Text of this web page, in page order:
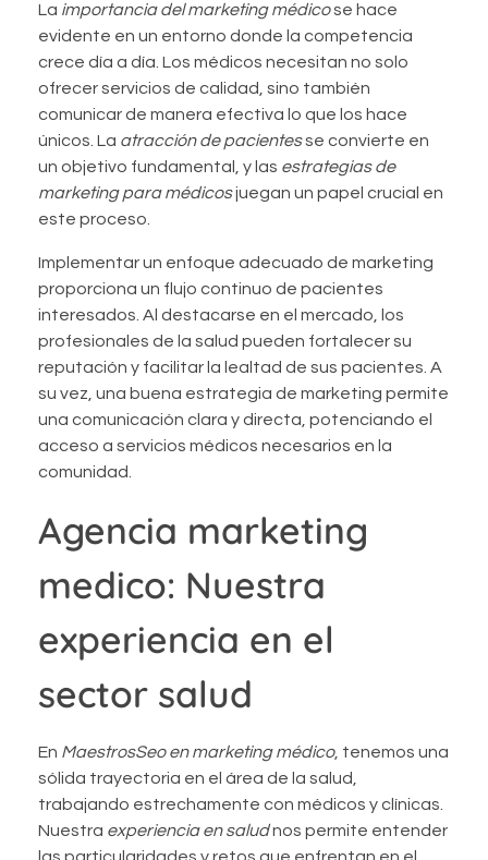
La importancia del marketing médicose hace
evidente en un entorno donde la competencia
crece día a día. Los médicos necesitan no solo
ofrecer servicios de calidad, sino también
comunicar de manera efectiva lo que los hace
únicos. La atracción de pacientesse convierte en
un objetivo fundamental, y las estrategias de
marketing para médicosjuegan un papel crucial en
este proceso.
Implementar un enfoque adecuado de marketing
proporciona un flujo continuo de pacientes
interesados. Al destacarse en el mercado, los
profesionales de la salud pueden fortalecer su
reputación y facilitar la lealtad de sus pacientes. A
su vez, una buena estrategia de marketing permite
una comunicación clara y directa, potenciando el
acceso a servicios médicos necesarios en la
comunidad.
Agencia marketing
medico: Nuestra
experiencia en el
sector salud
En MaestrosSeo en marketing médico, tenemos una
sólida trayectoria en el área de la salud,
trabajando estrechamente con médicos y clínicas.
Nuestra experiencia en saludnos permite entender
las particularidades y retos que enfrentan en el